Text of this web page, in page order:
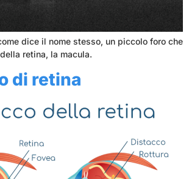
dice il nome stesso, un piccolo foro che
retina, la macula.
di retina